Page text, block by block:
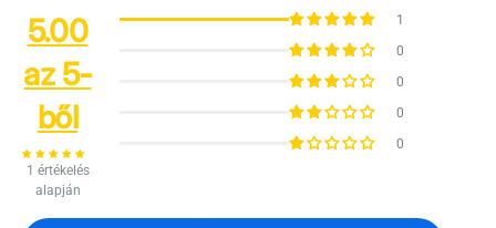
5.00
az 5-
ből
1 értékelés
alapján
1
0
0
0
0